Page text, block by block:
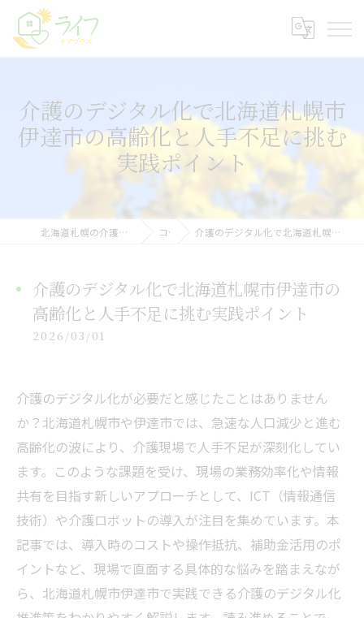
介護のデジタル化で北海道札幌市
伊達市の高齢化と人手不足に挑む
実践ポイント
北海道札幌の介護なら株式会社ライフケアプラス コラム 介護のデジタル化で北海道札幌市伊達市の高齢化と人手不足に挑む実践ポイント
介護のデジタル化で北海道札幌市伊達市の
高齢化と人手不足に挑む実践ポイント
2026/03/01
介護のデジタル化が必要だと感じたことはありません
か？北海道札幌市や伊達市では、急速な人口減少と進む
高齢化の波により、介護現場で人手不足が深刻化してい
ます。このような課題を受け、現場の業務効率化や情報
共有を目指す新しいアプローチとして、ICT（情報通信
技術）や介護ロボットの導入が注目を集めています。本
記事では、導入時のコストや操作抵抗、補助金活用のポ
イントなど、現場で直面する具体的な悩みを踏まえなが
ら、北海道札幌市伊達市で実践できる介護のデジタル化